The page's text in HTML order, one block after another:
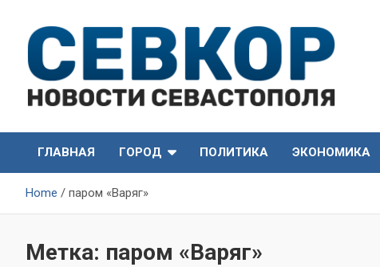
content
СевКор — Новости
Севастополя
Севастополя
ГЛАВНАЯ
ГОРОД ПОЛИТИКА ЭКОНОМИКА
Home паром «Варяг»
Метка: паром «Варяг»